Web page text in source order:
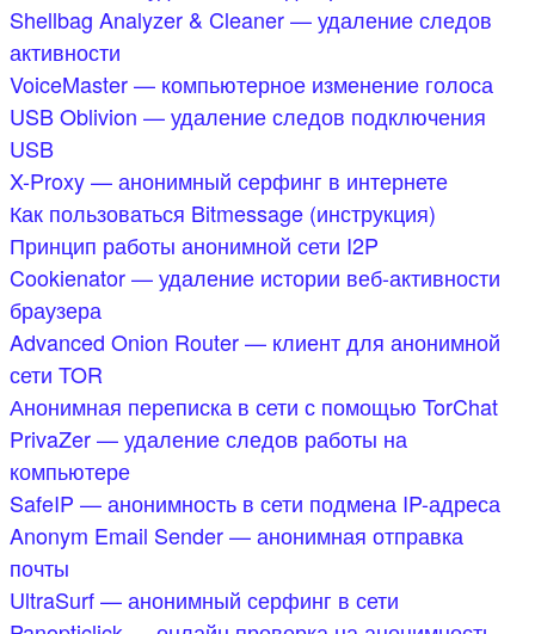
Shellbag Analyzer & Cleaner — удаление следов
активности
VoiceMaster — компьютерное изменение голоса
USB Oblivion — удаление следов подключения
USB
X-Proxy — анонимный серфинг в интернете
Как пользоваться Bitmessage (инструкция)
Принцип работы анонимной сети I2P
Cookienator — удаление истории веб-активности
браузера
Advanced Onion Router — клиент для анонимной
сети TOR
Анонимная переписка в сети с помощью TorChat
PrivaZer — удаление следов работы на
компьютере
SafeIP — анонимность в сети подмена IP-адреса
Anonym Email Sender — анонимная отправка
почты
UltraSurf — анонимный серфинг в сети